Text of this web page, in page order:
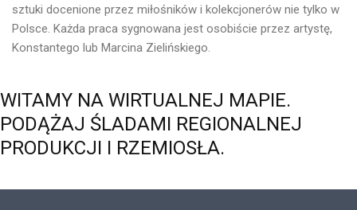
sztuki docenione przez miłośników i kolekcjonerów nie tylko w
Polsce. Każda praca sygnowana jest osobiście przez artystę,
Konstantego lub Marcina Zielińskiego.
WITAMY NA WIRTUALNEJ MAPIE.
PODĄŻAJ ŚLADAMI REGIONALNEJ
PRODUKCJI I RZEMIOSŁA.